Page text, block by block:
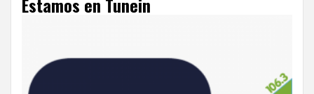
Estamos en Tunein